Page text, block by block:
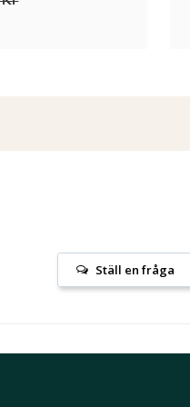
Ställ en fråga